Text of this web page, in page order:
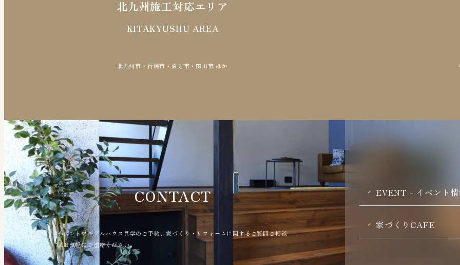
北九州施工対応エリア
KITAKYUSHU AREA
北九州市・行橋市・直方市・田川市 ほか
CONTACT
イベントやモデルハウス見学のご予約、家づくり・リフォームに関するご質問ご相談
はお気軽にご連絡ください。
EVENT - イベント
家づくりCAFE